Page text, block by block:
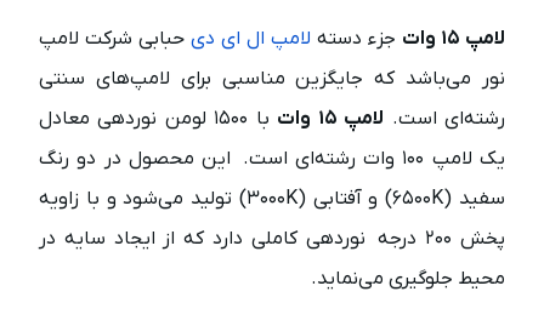
لامپ ۱۵ وات جزء دسته لامپ ال ای دی حبابی شرکت لامپ
نور می‌باشد که جایگزین مناسبی برای لامپ‌های سنتی
رشته‌ای است. لامپ ۱۵ وات
با ۱۵۰۰ لومن نوردهی معادل
یک لامپ ۱۰۰ وات رشته‌ای است. این محصول در دو رنگ
سفید (۶۵۰۰K) و آفتابی (۳۰۰۰K) تولید می‌شود و با زاویه
پخش ۲۰۰ درجه نوردهی کاملی دارد که از ایجاد سایه در
محیط جلوگیری می‌نماید.